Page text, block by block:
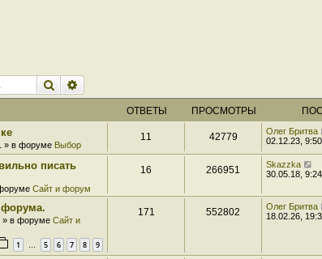
Поиск
ОТВЕТЫ ПРОСМОТРЫ
» в форуме Выбор
11 42779
Олег Бритва
02.12.23, 9:50
писать
Сайт и форум
16 266951
Skazzka
30.05.18, 9:24
форума.
» в форуме Сайт и
1 … 5 6 7 8 9
171 552802
Олег Бритва
18.02.26,